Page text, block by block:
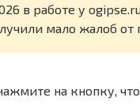
в работе у
мало жалоб от
на кнопку,